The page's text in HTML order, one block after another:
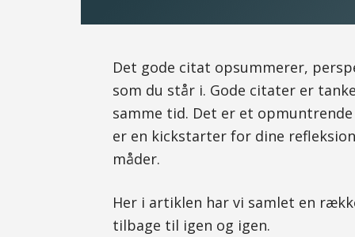
Det gode citat opsummerer,
som du står i. Gode citater er
samme tid. Det er et
er en kickstarter for dine
måder.
Her i artiklen har vi samlet en
tilbage til igen og igen.